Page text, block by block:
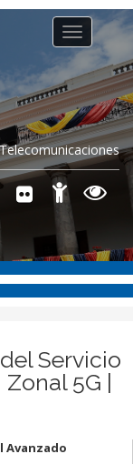
Toggle
navigation
Servicio
5G |
Avanzado